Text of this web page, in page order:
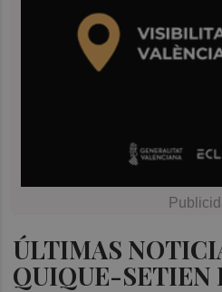
ÚLTIMAS
QUIQUE-SETIEN